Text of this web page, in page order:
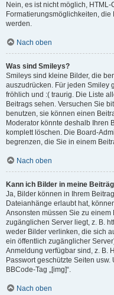
Nein, es ist nicht möglich,
Formatierungsmöglichkeiten,
werden.
Nach oben
Was sind Smileys?
Smileys sind kleine Bilder, die
auszudrücken. Für jeden Smiley
fröhlich und :( traurig. Die Liste
Beitrags sehen. Versuchen Sie
benutzen, sie können einen
Moderator könnte deshalb Ihren
komplett löschen. Die Board-
begrenzen, die Sie in einem
Nach oben
Kann ich Bilder in meine
Ja, Bilder können in Ihrem
Dateianhänge erlaubt hat,
Ansonsten müssen Sie zu
zugänglichen Server liegt, z. B.
weder Bilder verlinken, die sich
ein öffentlich zugänglicher
Anmeldung verfügbar sind, z. B.
Passwort geschützte Seiten
BBCode-Tag „[img]“.
Nach oben